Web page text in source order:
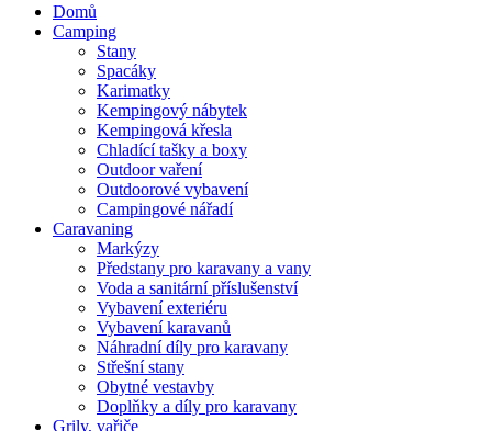
Domů
Camping
Stany
Spacáky
Karimatky
Kempingový nábytek
Kempingová křesla
Chladící tašky a boxy
Outdoor vaření
Outdoorové vybavení
Campingové nářadí
Caravaning
Markýzy
Předstany pro karavany a vany
Voda a sanitární příslušenství
Vybavení exteriéru
Vybavení karavanů
Náhradní díly pro karavany
Střešní stany
Obytné vestavby
Doplňky a díly pro karavany
Grily, vařiče